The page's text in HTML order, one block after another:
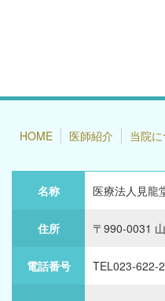
HOME 医師紹介 当院
名称 医療法人見龍
住所 〒990-0031
電話番号 TEL023-622-